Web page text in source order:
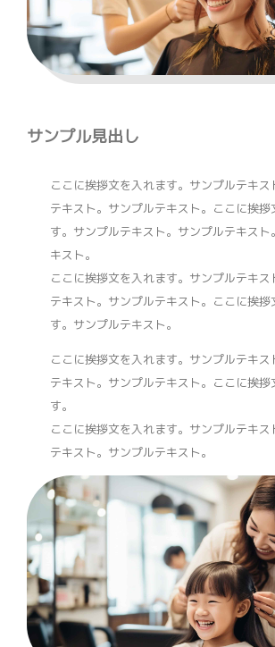
サンプル見出し
ここに挨拶文を入れます。サンプルテキス
テキスト。サンプルテキスト。ここに挨拶
す。サンプルテキスト。サンプルテキスト
キスト。
ここに挨拶文を入れます。サンプルテキス
テキスト。サンプルテキスト。ここに挨拶
す。サンプルテキスト。
ここに挨拶文を入れます。サンプルテキス
テキスト。サンプルテキスト。ここに挨拶
す。
ここに挨拶文を入れます。サンプルテキス
テキスト。サンプルテキスト。